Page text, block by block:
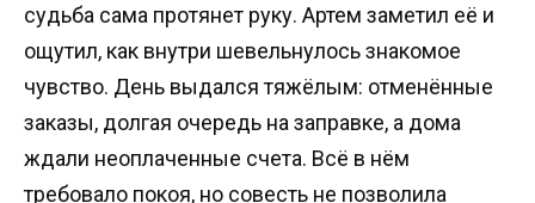
судьба сама протянет руку. Артем заметил её и
ощутил, как внутри шевельнулось знакомое
чувство. День выдался тяжёлым: отменённые
заказы, долгая очередь на заправке, а дома
ждали неоплаченные счета. Всё в нём
требовало покоя, но совесть не позволила